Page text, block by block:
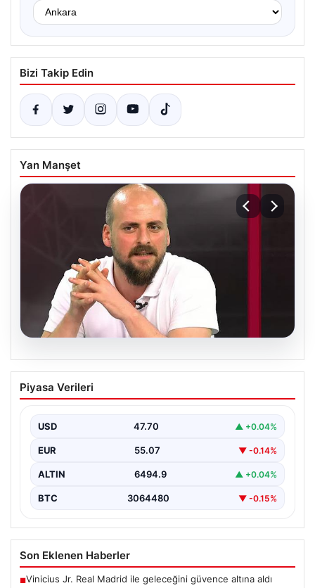
Bizi Takip Edin
Yan Manşet
06.08.2026
Transfer Krizi Soruşturmaya Dönüştü:
Burhan Can Terzi Hakkında Resmi İşlem
Galatasaray Spor Kulübü, gerçekleştirilen transfer
iddialar nedeniyle…
Piyasa Verileri
USD 47.70 ▲ +0.04%
EUR 55.07 ▼ -0.14%
ALTIN 6494.9 ▲ +0.04%
BTC 3064480 ▼ -0.15%
Son Eklenen Haberler
■Vinicius Jr. Real Madrid ile geleceğini güvence altına aldı